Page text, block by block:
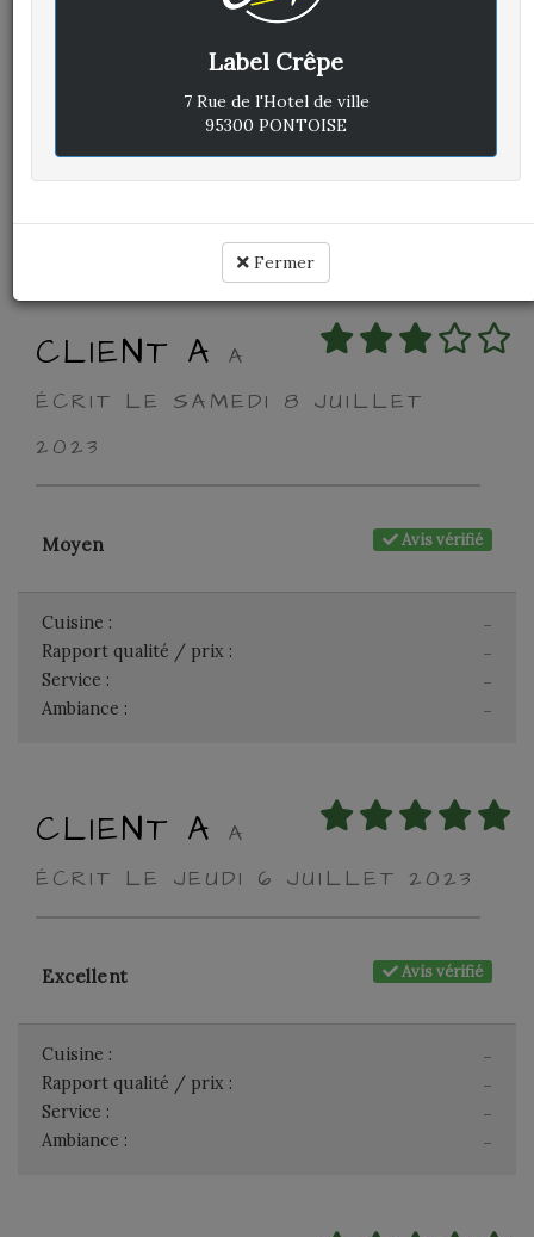
-
Ambiance :
CLIENT A
A
ÉCRIT LE SAMEDI 8 JUILLET
2023
Avis vérifié
Moyen
-
Cuisine :
-
Rapport qualité / prix :
-
Service :
-
Ambiance :
CLIENT A
A
ÉCRIT LE JEUDI 6 JUILLET 2023
Avis vérifié
Excellent
-
Cuisine :
-
Rapport qualité / prix :
-
Service :
-
Ambiance :
Label Crêpe
7 Rue de l'Hotel de ville
95300 PONTOISE
Fermer